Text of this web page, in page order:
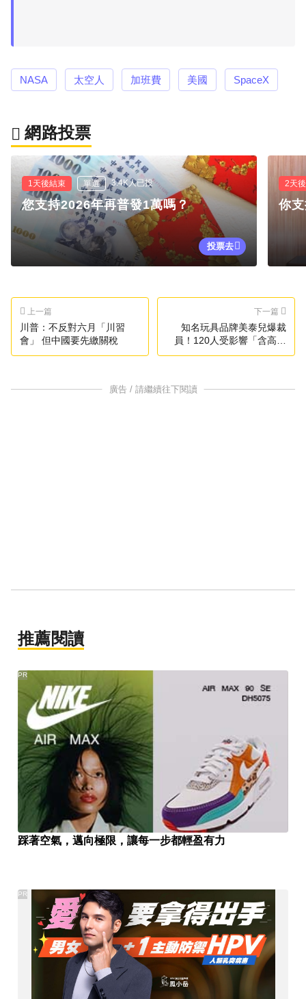
NASA 太空人 加班費 美國 SpaceX
網路投票
1天後結束 單選 3.4K人已投
您支持2026年再普發1萬嗎？
投票去
2天
你
上一篇
川普：不反對六月「川習
會」 但中國要先繳關稅
下一篇
知名玩具品牌美泰兒爆裁
員！120人受影響「含高階
主管」
廣告 / 請繼續往下閱讀
推薦閱讀
踩著空氣，邁向極限，讓每一步都輕盈有力
PR
PR